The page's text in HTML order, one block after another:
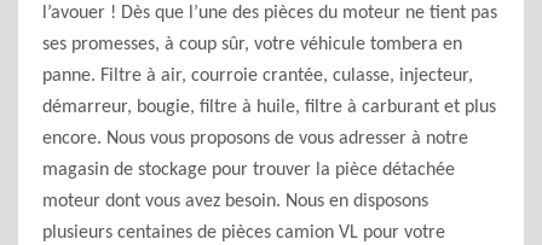
l’avouer ! Dès que l’une des pièces du moteur ne tient pas
ses promesses, à coup sûr, votre véhicule tombera en
panne. Filtre à air, courroie crantée, culasse, injecteur,
démarreur, bougie, filtre à huile, filtre à carburant et plus
encore. Nous vous proposons de vous adresser à notre
magasin de stockage pour trouver la pièce détachée
moteur dont vous avez besoin. Nous en disposons
plusieurs centaines de pièces camion VL pour votre